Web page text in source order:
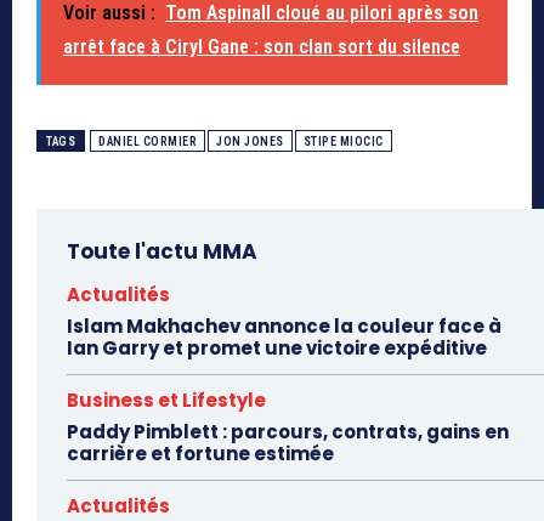
Voir aussi : Tom Aspinall cloué au pilori après son
arrêt face à Ciryl Gane : son clan sort du silence
TAGS DANIEL CORMIER JON JONES STIPE MIOCIC
Toute l'actu MMA
Actualités
Islam Makhachev annonce la couleur face à
Ian Garry et promet une victoire expéditive
Business et Lifestyle
Paddy Pimblett : parcours, contrats, gains en
carrière et fortune estimée
Actualités